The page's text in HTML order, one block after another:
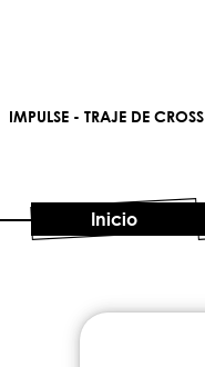
IMPULSE - TRAJE DE CROSS
Inicio